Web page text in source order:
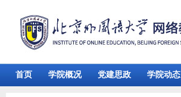
首页 学院概况 党建思政 学院动态